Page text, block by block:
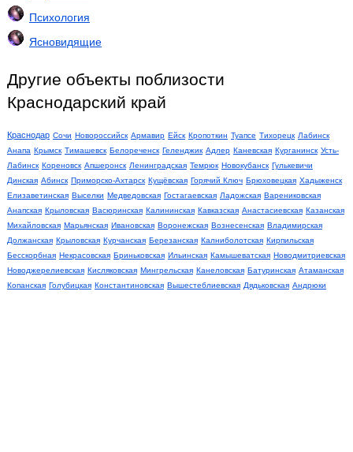
Психология
Ясновидящие
Другие объекты поблизости
Краснодарский край
Краснодар Сочи Новороссийск Армавир Ейск Кропоткин Туапсе Тихорецк Лабинск
Анапа Крымск Тимашевск Белореченск Геленджик Адлер Каневская Курганинск Усть-
Лабинск Кореновск Апшеронск Ленинградская Темрюк Новокубанск Гулькевичи
Динская Абинск Приморско-Ахтарск Кущёвская Горячий Ключ Брюховецкая Хадыженск
Елизаветинская Выселки Медведовская Гостагаевская Ладожская Варениковская
Анапская Крыловская Васюринская Калининская Кавказская Анастасиевская Казанская
Михайловская Марьянская Ивановская Воронежская Вознесенская Владимирская
Должанская Крыловская Курчанская Березанская Калниболотская Кирпильская
Бесскорбная Некрасовская Бриньковская Ильинская Камышеватская Новодмитриевская
Новоджерелиевская Кисляковская Мингрельская Канеловская Батуринская Атаманская
Копанская Голубицкая Константиновская Вышестеблиевская Дядьковская Андрюки